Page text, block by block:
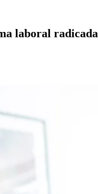
laboral radicada